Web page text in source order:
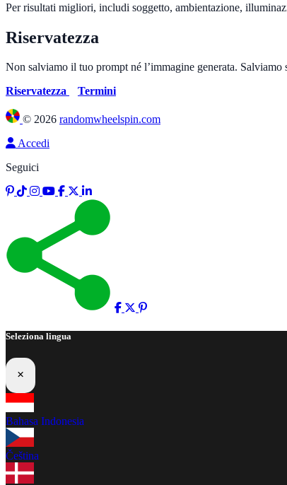
Per risultati migliori, includi soggetto, ambientazione,
Riservatezza
Non salviamo il tuo prompt né l’immagine generata.
Riservatezza
Termini
© 2026 randomwheelspin.com
Accedi
Seguici
Seleziona lingua
×
Bahasa Indonesia
Čeština